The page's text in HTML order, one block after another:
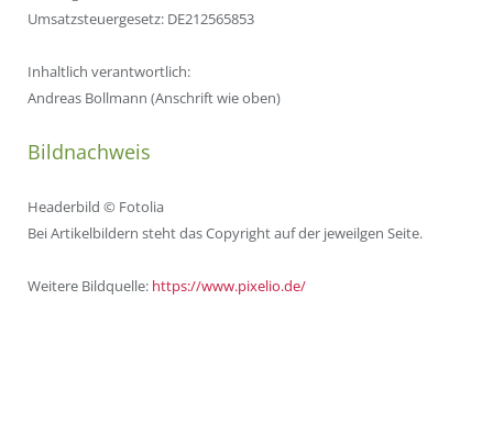
Umsatzsteuergesetz: DE212565853
Inhaltlich verantwortlich:
Andreas Bollmann (Anschrift wie oben)
Bildnachweis
Headerbild © Fotolia
Bei Artikelbildern steht das Copyright auf der jeweilgen Seite.
Weitere Bildquelle: https://www.pixelio.de/